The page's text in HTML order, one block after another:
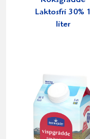
Laktosfri 30% 1
liter